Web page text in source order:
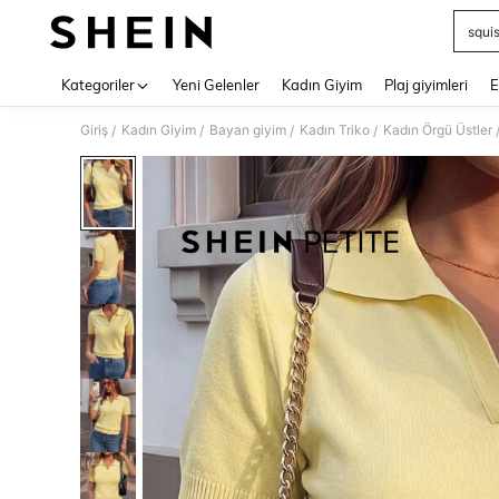
Kategoriler Yeni Gelenler Kadın Giyim Plaj giyimleri
Giriş / Kadın Giyim / Bayan giyim / Kadın Triko / Kadın Örgü Üstler /